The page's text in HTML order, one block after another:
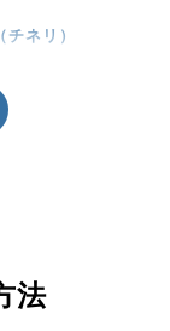
ネリ）
法